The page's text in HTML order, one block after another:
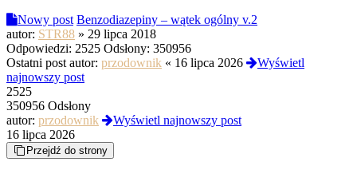
Nowy post Benzodiazepiny – wątek ogólny v.2
autor: STR88 » 29 lipca 2018
Odpowiedzi: 2525 Odsłony: 350956
Ostatni post autor: przodownik « 16 lipca 2026
Wyświetl
najnowszy post
2525
350956 Odsłony
autor: przodownik
Wyświetl najnowszy post
16 lipca 2026
Przejdź do strony